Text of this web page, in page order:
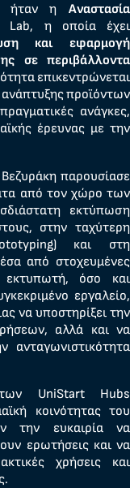
ήταν η Αναστασία
Lab, η οποία έχει
και εφαρμογή
σε περιβάλλοντα
επικεντρώνεται
προϊόντων
ανάγκες,
έρευνας με την
παρουσίασε
από τον χώρο των
εκτύπωση
στην ταχύτερη
και στη
από στοχευμένες
εκτυπωτή, όσο και
εργαλείο,
να υποστηρίξει την
αλλά και να
ανταγωνιστικότητα
UniStart Hubs
κοινότητας του
την ευκαιρία να
ερωτήσεις και να
χρήσεις και